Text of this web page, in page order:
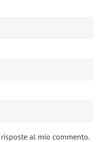
al mio commento.